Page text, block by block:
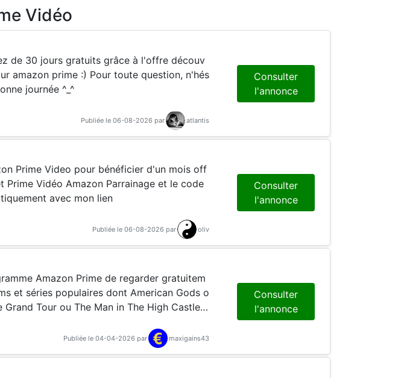
Vidéo
à me contacter, réponse rapide. Bonne journée ^_^
Publiée le 06-08-2026 par atlantis
Consulter
l'annonce
Prime Video pour bénéficier d'un mois off
avec mon lien
Publiée le 06-08-2026 par oliv
Consulter
l'annonce
Amazon Prime de regarder gratuitem
et séries populaires dont American Gods o
Tour ou The Man in The High Castle.
les membres du Programme Amazon Pri
Publiée le 04-04-2026 par maxigains43
Consulter
l'annonce